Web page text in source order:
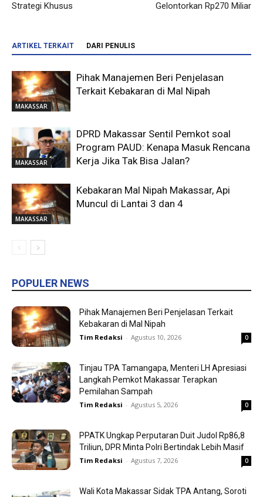
Strategi Khusus
Gelontorkan Rp270 Miliar
ARTIKEL TERKAIT DARI PENULIS
MAKASSAR
Pihak Manajemen Beri Penjelasan
Terkait Kebakaran di Mal Nipah
MAKASSAR
DPRD Makassar Sentil Pemkot soal
Program PAUD: Kenapa Masuk Rencana
Kerja Jika Tak Bisa Jalan?
MAKASSAR
Kebakaran Mal Nipah Makassar, Api
Muncul di Lantai 3 dan 4
POPULER NEWS
Pihak Manajemen Beri Penjelasan Terkait
Kebakaran di Mal Nipah
Tim Redaksi - Agustus 10, 2026 0
Tinjau TPA Tamangapa, Menteri LH Apresiasi
Langkah Pemkot Makassar Terapkan
Pemilahan Sampah
Tim Redaksi - Agustus 5, 2026 0
PPATK Ungkap Perputaran Duit Judol Rp86,8
Triliun, DPR Minta Polri Bertindak Lebih Masif
Tim Redaksi - Agustus 7, 2026 0
Wali Kota Makassar Sidak TPA Antang, Soroti